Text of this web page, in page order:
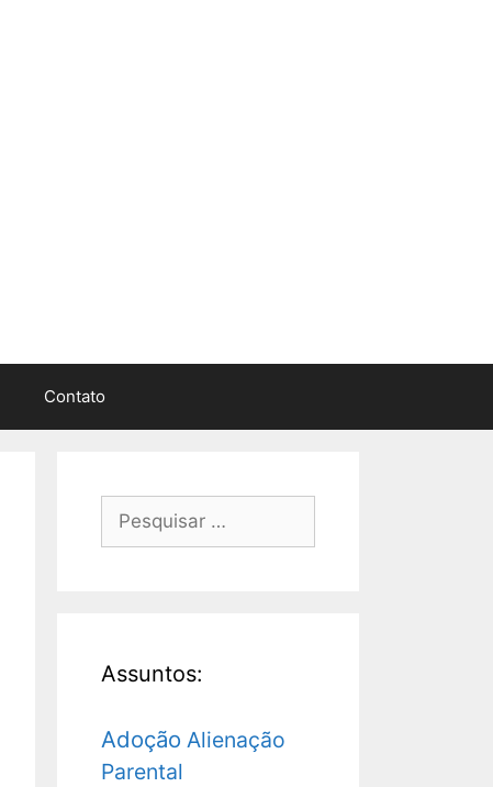
Contato
Assuntos:
Adoção Alienação
Parental